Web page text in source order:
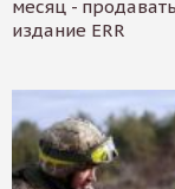
месяц -
издание ERR